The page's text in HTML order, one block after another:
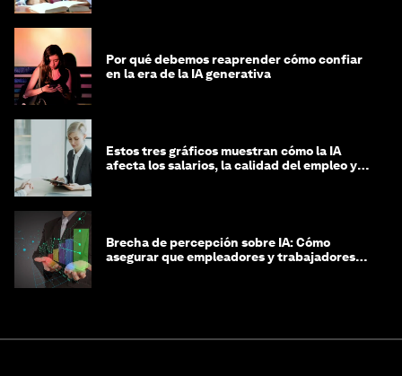
Por qué debemos reaprender cómo confiar
en la era de la IA generativa
Estos tres gráficos muestran cómo la IA
afecta los salarios, la calidad del empleo y
Brecha de percepción sobre IA: Cómo
asegurar que empleadores y trabajadores